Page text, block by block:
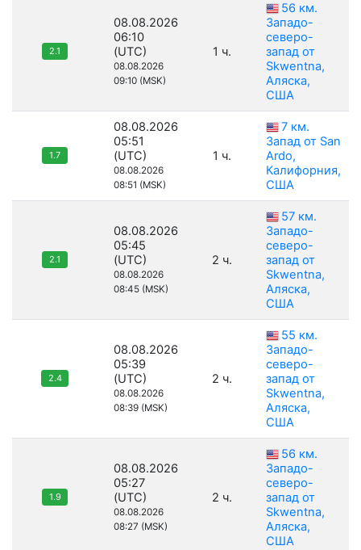
2.1
08.08.2026
06:10
(UTC)
08.08.2026
09:10 (MSK)
1 ч.
56 км.
Западо-
северо-
запад от
Skwentna,
Аляска,
США
1.7
08.08.2026
05:51
(UTC)
08.08.2026
08:51 (MSK)
1 ч.
7 км.
Запад от San
Ardo,
Калифорния,
США
2.1
08.08.2026
05:45
(UTC)
08.08.2026
08:45 (MSK)
2 ч.
57 км.
Западо-
северо-
запад от
Skwentna,
Аляска,
США
2.4
08.08.2026
05:39
(UTC)
08.08.2026
08:39 (MSK)
2 ч.
55 км.
Западо-
северо-
запад от
Skwentna,
Аляска,
США
1.9
08.08.2026
05:27
(UTC)
08.08.2026
08:27 (MSK)
2 ч.
56 км.
Западо-
северо-
запад от
Skwentna,
Аляска,
США